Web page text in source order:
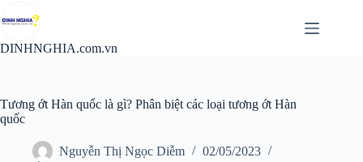
đến
nội
DINHNGHIA.com.vn
Tương ớt Hàn quốc là gì? Phân biệt các loại tương ớt Hàn
quốc
Nguyễn Thị Ngọc Diễm
02/05/2023